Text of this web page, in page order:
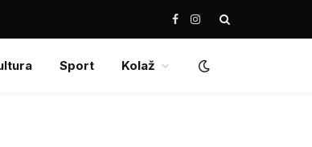
Facebook
Instagram
Sport Kolaž